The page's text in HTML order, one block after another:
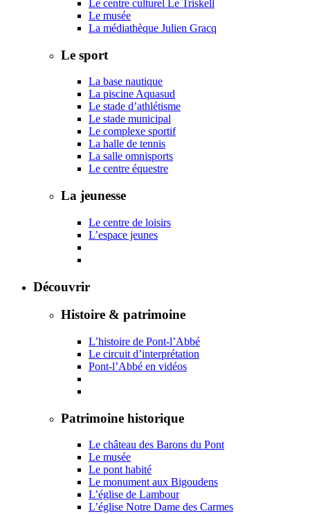
Le centre culturel Le Triskell
Le musée
La médiathèque Julien Gracq
Le sport
La base nautique
La piscine Aquasud
Le stade d’athlétisme
Le stade municipal
Le complexe sportif
La halle de tennis
La salle omnisports
Le centre équestre
La jeunesse
Le centre de loisirs
L’espace jeunes
Découvrir
Histoire & patrimoine
L’histoire de Pont-l’Abbé
Le circuit d’interprétation
Pont-l’Abbé en vidéos
Patrimoine historique
Le château des Barons du Pont
Le musée
Le pont habité
Le monument aux Bigoudens
L’église de Lambour
L’église Notre Dame des Carmes